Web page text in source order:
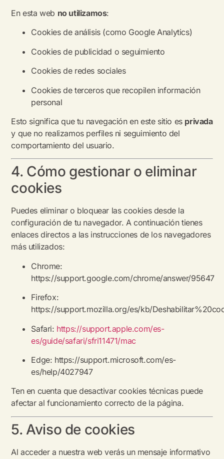
En esta web no utilizamos:
Cookies de análisis (como Google Analytics)
Cookies de publicidad o seguimiento
Cookies de redes sociales
Cookies de terceros que recopilen información
personal
Esto significa que tu navegación en este sitio es privada
y que no realizamos perfiles ni seguimiento del
comportamiento del usuario.
4. Cómo gestionar o eliminar
cookies
Puedes eliminar o bloquear las cookies desde la
configuración de tu navegador. A continuación tienes
enlaces directos a las instrucciones de los navegadores
más utilizados:
Chrome:
https://support.google.com/chrome/answer/95647
Firefox:
https://support.mozilla.org/es/kb/
Safari: https://support.apple.com/es-
es/guide/safari/sfri11471/mac
Edge: https://support.microsoft.com/es-
es/help/4027947
Ten en cuenta que desactivar cookies técnicas puede
afectar al funcionamiento correcto de la página.
5. Aviso de cookies
Al acceder a nuestra web verás un mensaje informativo